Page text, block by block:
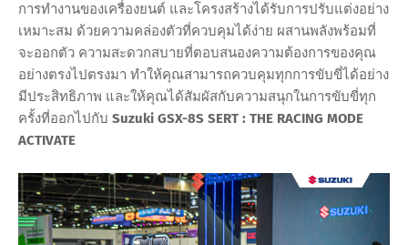
การทำงานของเครื่องยนต์ และโครงสร้างได้รับการปรับแต่งอย่าง
เหมาะสม ด้วยความคล่องตัวที่ควบคุมได้ง่าย ผสานพลังพร้อมที่
จะออกตัว ความสะดวกสบายที่ตอบสนองความต้องการของคุณ
อย่างตรงไปตรงมา ทำให้คุณสามารถควบคุมทุกการขับขี่ได้อย่าง
มีประสิทธิภาพ และให้คุณได้สัมผัสกับความสนุกในการขับขี่ทุก
ครั้งที่ออกไปกับ Suzuki GSX-8S SERT : THE RACING MODE
ACTIVATE